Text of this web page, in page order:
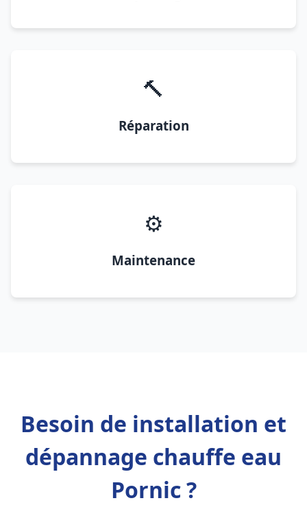
🔨
Réparation
⚙️
Maintenance
Besoin de installation et
dépannage chauffe eau
Pornic ?